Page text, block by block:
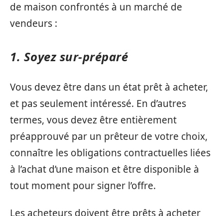
de maison confrontés à un marché de
vendeurs :
1. Soyez sur-préparé
Vous devez être dans un état prêt à acheter,
et pas seulement intéressé. En d’autres
termes, vous devez être entièrement
préapprouvé par un prêteur de votre choix,
connaître les obligations contractuelles liées
à l’achat d’une maison et être disponible à
tout moment pour signer l’offre.
Les acheteurs doivent être prêts à acheter